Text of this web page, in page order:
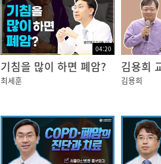
04:20
기침을 많이 하면 폐암?
최세훈 김용희